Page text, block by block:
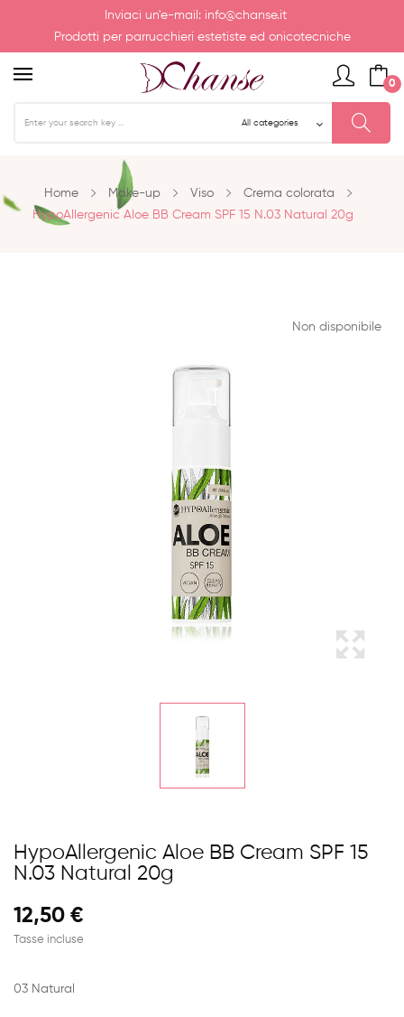
Inviaci un'e-mail: info@chanse.it
Prodotti per parrucchieri estetiste ed onicotecniche
0
Home Make-up Viso
Crema colorata
HypoAllergenic Aloe BB Cream SPF 15 N.03 Natural 20g
Non disponibile
HypoAllergenic Aloe BB Cream SPF 15
N.03 Natural 20g
12,50 €
Tasse incluse
03 Natural